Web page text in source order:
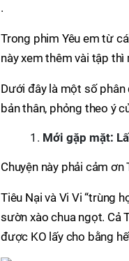
.
Trong phim Yêu em từ
này xem thêm vài tập
Dưới đây là một số phân
bản thân, phỏng theo ý
Mới gặp mặt:
Chuyện này phải cảm
Tiêu Nại và Vi Vi “trùng
sườn xào chua ngọt. Cả
được KO lấy cho bằng